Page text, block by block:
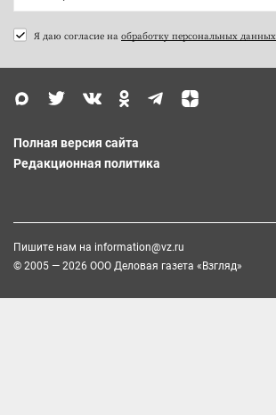
Я даю согласие на обработку персональных данных
Полная версия сайта
Редакционная политика
Пишите нам на information@vz.ru
© 2005 — 2026 ООО Деловая газета «Взгляд»